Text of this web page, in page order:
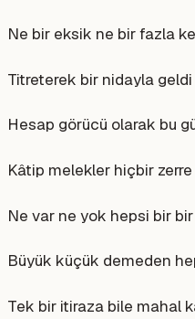
Ne bir eksik ne bir fazla
Titreterek bir nidayla geldi
Hesap görücü olarak bu
Kâtip melekler hiçbir zerre
Ne var ne yok hepsi bir bir
Büyük küçük demeden
Tek bir itiraza bile mahal